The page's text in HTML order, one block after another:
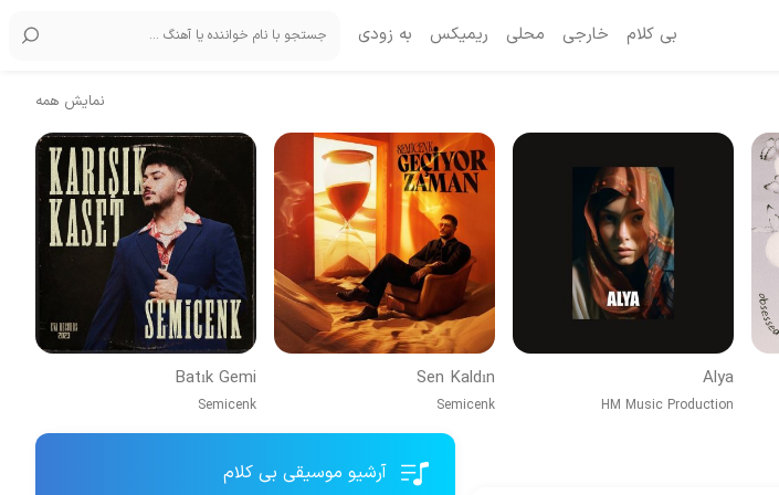
بی کلام خارجی محلی ریمیکس به زودی
نمایش همه
Alya
HM Music Production
Sen Kaldın
Semicenk
Batık Gemi
Semicenk
آرشیو موسیقی بی کلام